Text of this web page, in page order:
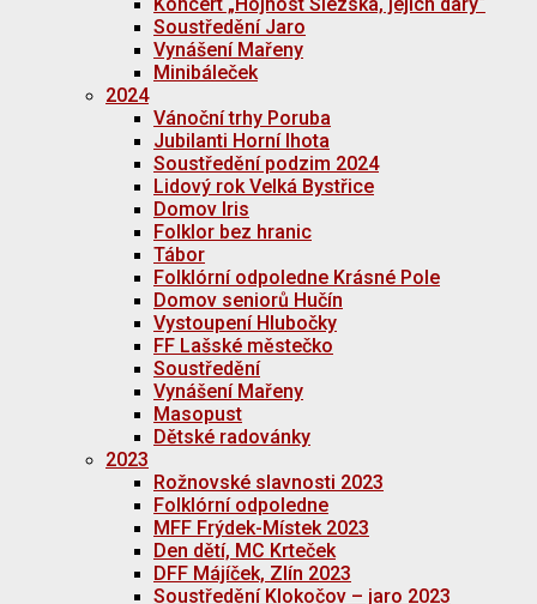
Soustředění Jaro
Vynášení Mařeny
Minibáleček
2024
Vánoční trhy Poruba
Jubilanti Horní lhota
Soustředění podzim 2024
Lidový rok Velká Bystřice
Domov Iris
Folklor bez hranic
Tábor
Folklórní odpoledne Krásné Pole
Domov seniorů Hučín
Vystoupení Hlubočky
FF Lašské městečko
Soustředění
Vynášení Mařeny
Masopust
Dětské radovánky
2023
Rožnovské slavnosti 2023
Folklórní odpoledne
MFF Frýdek-Místek 2023
Den dětí, MC Krteček
DFF Májíček, Zlín 2023
Soustředění Klokočov – jaro 2023